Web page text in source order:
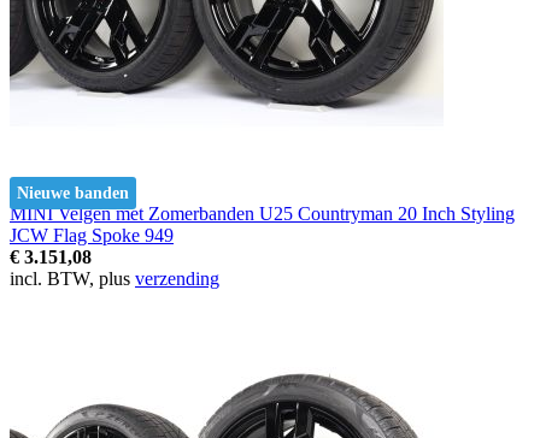
Nieuwe banden
MINI Velgen met Zomerbanden U25 Countryman 20 Inch Styling
JCW Flag Spoke 949
€ 3.151,08
incl. BTW, plus verzending